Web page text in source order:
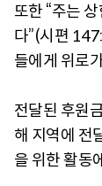
또한 “주는
다”(시편
들에게 위로
전달된 후원
해 지역에 전
을 위한 활동